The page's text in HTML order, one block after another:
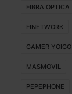
FIBRA OPTICA
FINETWORK
GAMER YOIGO
MASMOVIL
PEPEPHONE